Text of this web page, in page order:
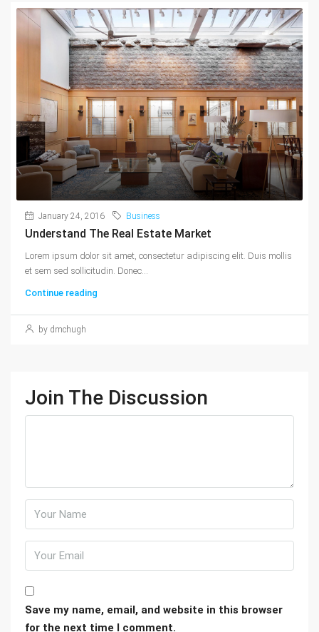
January 24, 2016 Business
Understand The Real Estate Market
Lorem ipsum dolor sit amet, consectetur adipiscing elit. Duis mollis
et sem sed sollicitudin. Donec...
Continue reading
by dmchugh
Join The Discussion
Save my name, email, and website in this browser
for the next time I comment.